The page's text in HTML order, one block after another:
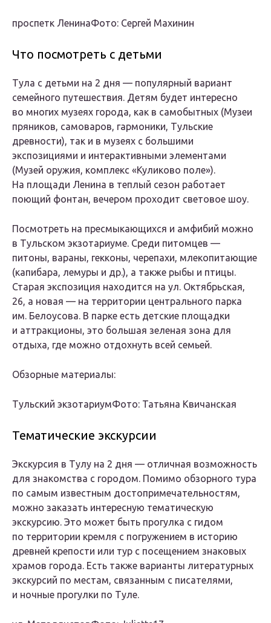
проспетк ЛенинаФото: Сергей Махинин
Что посмотреть с детьми
Тула с детьми на 2 дня — популярный вариант
семейного путешествия. Детям будет интересно
во многих музеях города, как в самобытных (Музеи
пряников, самоваров, гармоники, Тульские
древности), так и в музеях с большими
экспозициями и интерактивными элементами
(Музей оружия, комплекс «Куликово поле»).
На площади Ленина в теплый сезон работает
поющий фонтан, вечером проходит световое шоу.
Посмотреть на пресмыкающихся и амфибий можно
в Тульском экзотариуме. Среди питомцев —
питоны, вараны, гекконы, черепахи, млекопитающие
(капибара, лемуры и др.), а также рыбы и птицы.
Старая экспозиция находится на ул. Октябрьская,
26, а новая — на территории центрального парка
им. Белоусова. В парке есть детские площадки
и аттракционы, это большая зеленая зона для
отдыха, где можно отдохнуть всей семьей.
Обзорные материалы:
Тульский экзотариумФото: Татьяна Квичанская
Тематические экскурсии
Экскурсия в Тулу на 2 дня — отличная возможность
для знакомства с городом. Помимо обзорного тура
по самым известным достопримечательностям,
можно заказать интересную тематическую
экскурсию. Это может быть прогулка с гидом
по территории кремля с погружением в историю
древней крепости или тур с посещением знаковых
храмов города. Есть также варианты литературных
экскурсий по местам, связанным с писателями,
и ночные прогулки по Туле.